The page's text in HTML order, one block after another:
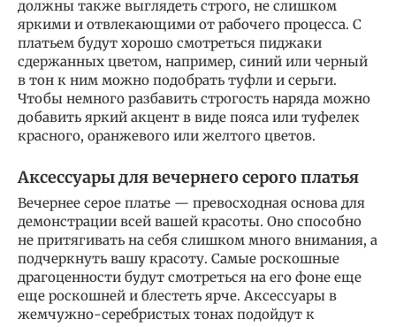
должны также выглядеть строго, не слишком
яркими и отвлекающими от рабочего процесса. С
платьем будут хорошо смотреться пиджаки
сдержанных цветом, например, синий или черный
в тон к ним можно подобрать туфли и серьги.
Чтобы немного разбавить строгость наряда можно
добавить яркий акцент в виде пояса или туфелек
красного, оранжевого или желтого цветов.
Аксессуары для вечернего серого платья
Вечернее серое платье — превосходная основа для
демонстрации всей вашей красоты. Оно способно
не притягивать на себя слишком много внимания, а
подчеркнуть вашу красоту. Самые роскошные
драгоценности будут смотреться на его фоне еще
еще роскошней и блестеть ярче. Аксессуары в
жемчужно-серебристых тонах подойдут к